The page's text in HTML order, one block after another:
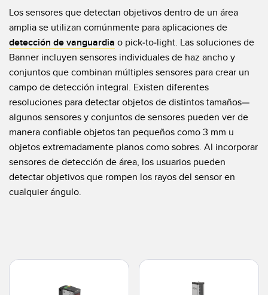
Sensores de Temperatura
Matrices de Detección y Sensores de Haz Ancho
Sensores de Monitoreo de Condiciones
Sensor de Vibración
ACCESORIOS
ACCESORIOS
ENLACES RELACIONADOS
IO-Link
Lavado a Presión
Los sensores que detectan objetivos dentro de un área
amplia se utilizan comúnmente para aplicaciones de
detección de vanguardia o pick-to-light. Las soluciones de
Banner incluyen sensores individuales de haz ancho y
conjuntos que combinan múltiples sensores para crear un
campo de detección integral. Existen diferentes
resoluciones para detectar objetos de distintos tamaños—
algunos sensores y conjuntos de sensores pueden ver de
manera confiable objetos tan pequeños como 3 mm u
objetos extremadamente planos como sobres. Al incorporar
sensores de detección de área, los usuarios pueden
detectar objetivos que rompen los rayos del sensor en
cualquier ángulo.